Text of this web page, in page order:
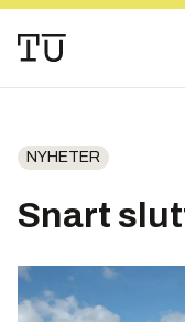
NYHETER
Snart